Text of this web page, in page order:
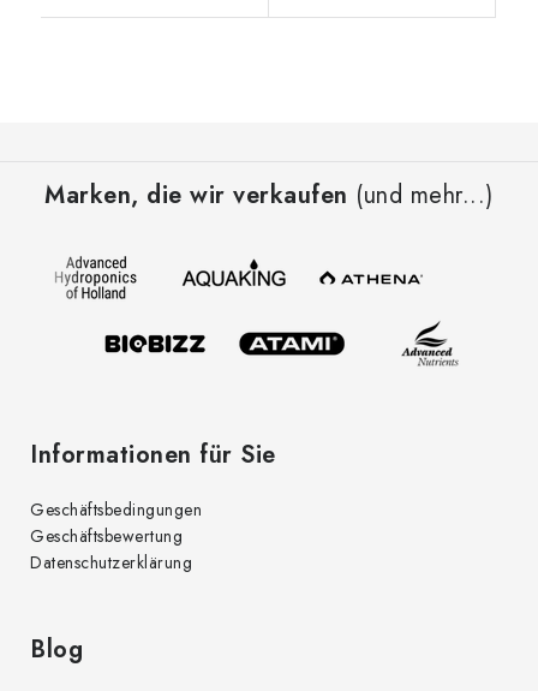
Marken, die wir verkaufen (und mehr...)
Informationen für Sie
Geschäftsbedingungen
Geschäftsbewertung
Datenschutzerklärung
Blog